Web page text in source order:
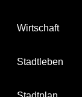
Wirtschaft
Stadtleben